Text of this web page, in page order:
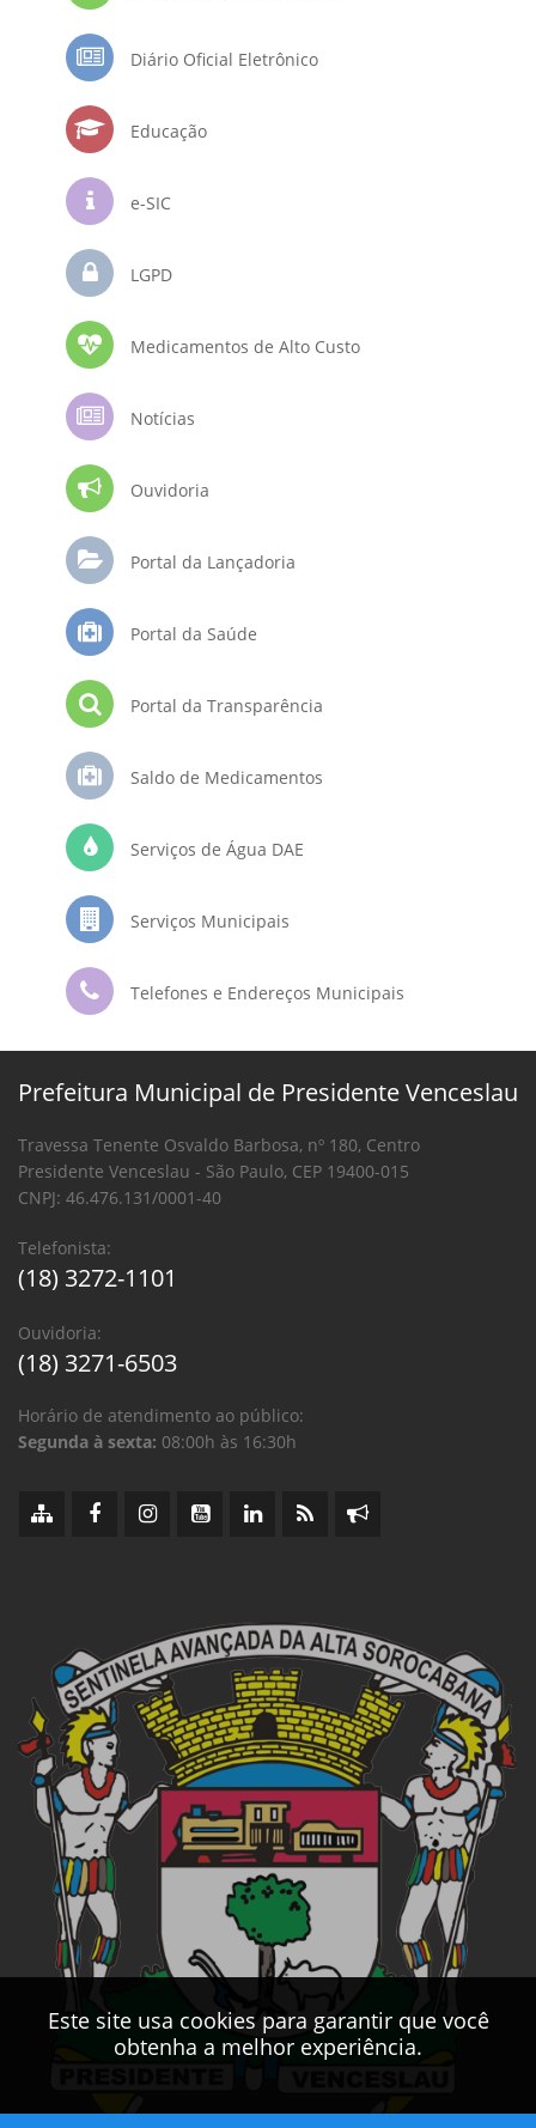
Diário Oficial Eletrônico
Educação
e-SIC
LGPD
Medicamentos de Alto Custo
Notícias
Ouvidoria
Portal da Lançadoria
Portal da Saúde
Portal da Transparência
Saldo de Medicamentos
Serviços de Água DAE
Serviços Municipais
Telefones e Endereços Municipais
Este site usa cookies para garantir que você
obtenha a melhor experiência.
Prefeitura Municipal de Presidente Venceslau
Travessa Tenente Osvaldo Barbosa, nº 180, Centro
Presidente Venceslau - São Paulo, CEP 19400-015
CNPJ: 46.476.131/0001-40
Telefonista:
(18) 3272-1101
Ouvidoria:
(18) 3271-6503
Horário de atendimento ao público:
Segunda à sexta: 08:00h às 16:30h